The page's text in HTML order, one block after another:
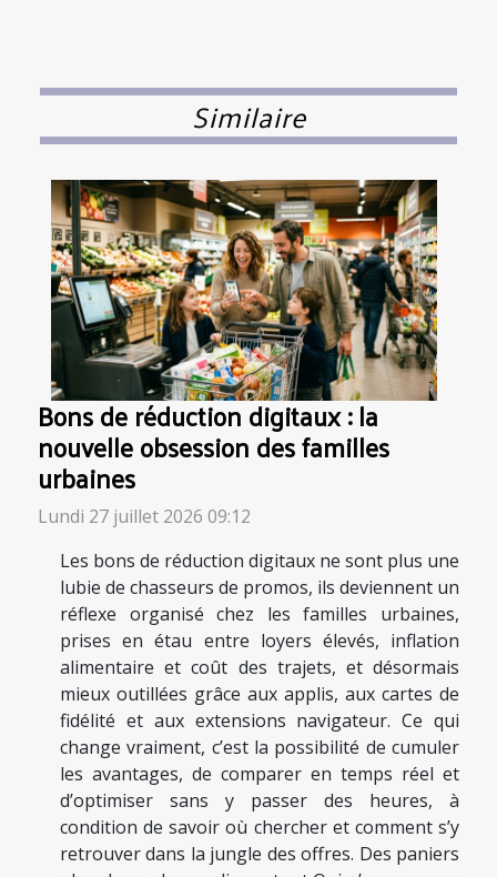
Similaire
Bons de réduction digitaux : la
nouvelle obsession des familles
urbaines
Lundi 27 juillet 2026 09:12
Les bons de réduction digitaux ne sont plus une
lubie de chasseurs de promos, ils deviennent un
réflexe organisé chez les familles urbaines,
prises en étau entre loyers élevés, inflation
alimentaire et coût des trajets, et désormais
mieux outillées grâce aux applis, aux cartes de
fidélité et aux extensions navigateur. Ce qui
change vraiment, c’est la possibilité de cumuler
les avantages, de comparer en temps réel et
d’optimiser sans y passer des heures, à
condition de savoir où chercher et comment s’y
retrouver dans la jungle des offres. Des paniers